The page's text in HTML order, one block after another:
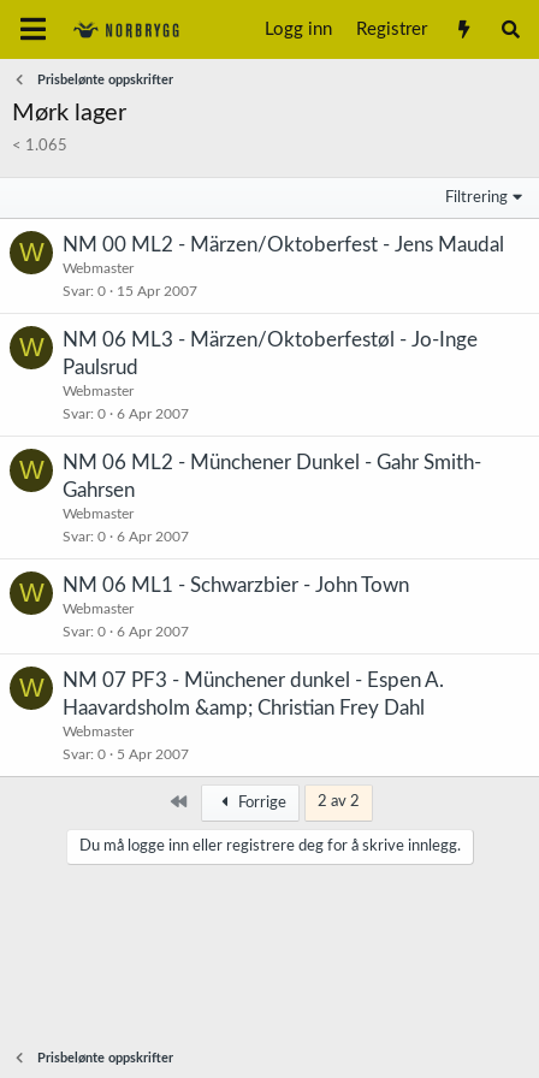
Logg inn Registrer
Prisbelønte oppskrifter
Mørk lager
< 1.065
Filtrering
W NM 00 ML2 - Märzen/Oktoberfest - Jens Maudal
Webmaster
Svar 0 15 Apr 2007
W
NM 06 ML3 - Märzen/Oktoberfestøl - Jo-Inge
Paulsrud
Webmaster
Svar 0 6 Apr 2007
W
NM 06 ML2 - Münchener Dunkel - Gahr Smith-
Gahrsen
Webmaster
Svar 0 6 Apr 2007
W NM 06 ML1 - Schwarzbier - John Town
Webmaster
Svar 0 6 Apr 2007
W
NM 07 PF3 - Münchener dunkel - Espen A.
Haavardsholm &amp; Christian Frey Dahl
Webmaster
Svar 0 5 Apr 2007
Først Forrige 2 av 2
Du må logge inn eller registrere deg for å skrive innlegg.
Prisbelønte oppskrifter